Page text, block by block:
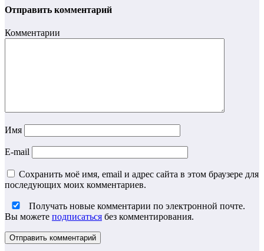
Отправить комментарий
Комментарии
Имя
E-mail
Сохранить моё имя, email и адрес сайта в этом браузере для
последующих моих комментариев.
Получать новые комментарии по электронной почте.
Вы можете подписаться без комментирования.